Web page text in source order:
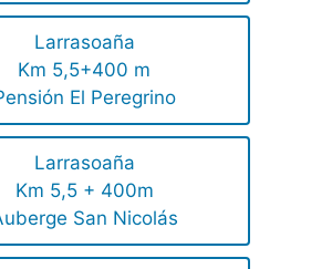
Larrasoaña
Km 5,5+400 m
El Peregrino
Larrasoaña
Km 5,5 + 400m
San Nicolás